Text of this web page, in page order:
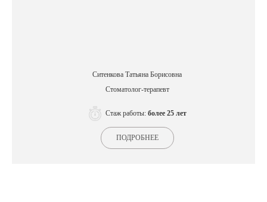
Ситенкова Татьяна Борисовна
Стоматолог-терапевт
Стаж работы: более 25 лет
ПОДРОБНЕЕ